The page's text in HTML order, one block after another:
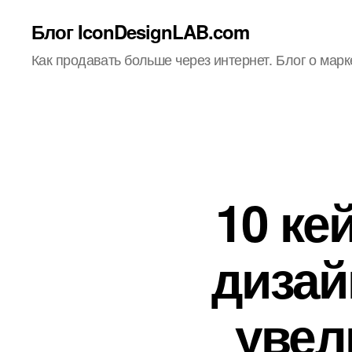
Блог IconDesignLAB.com
Как продавать больше через интернет. Блог о
10